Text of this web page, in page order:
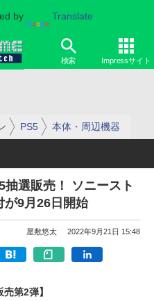
by Translate
検索 Impressサイト
PS5 本体・周辺機器
選販売！ ソニースト
が9月26日開始
屋敷悠太 2022年9月21日 15:48
第2弾】